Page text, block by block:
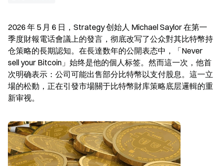
2026 年 5 月 6 日，Strategy 创始人 Michael Saylor 在第一
季度財報電话會議上的發言，彻底改写了公众對其比特幣持
仓策略的長期認知。在長達数年的公開表态中，「Never
sell your Bitcoin」始终是他的個人标签。然而這一次，他首
次明确表示：公司可能出售部分比特幣以支付股息。這一立
場的松動，正在引發市場關于比特幣財库策略底层邏輯的重
新审视。